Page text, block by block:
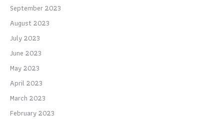
September 2023
August 2023
July 2023
June 2023
May 2023
April 2023
March 2023
February 2023